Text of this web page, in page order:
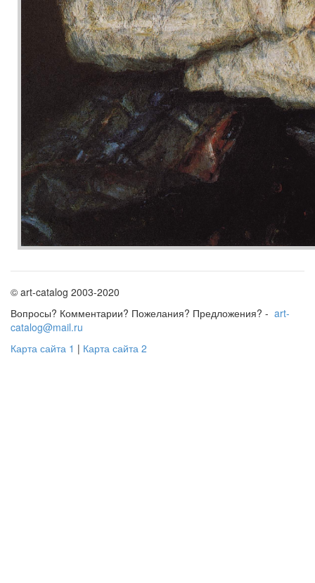
© art-catalog 2003-2020
Вопросы? Комментарии? Пожелания? Предложения? - art-
catalog@mail.ru
Карта сайта 1 | Карта сайта 2